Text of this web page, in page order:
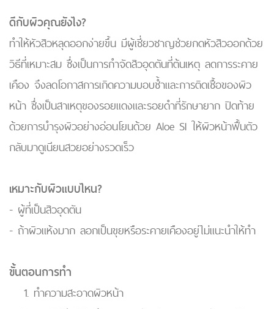
ดีกับผิวคุณยังไง?
ทำให้หัวสิวหลุดออกง่ายขึ้น มีผู้เชี่ยวชาญช่วยกดหัวสิวออกด้วย
วิธีที่เหมาะสม ซึ่งเป็นการกำจัดสิวอุดตันที่ต้นเหตุ ลดการระคาย
เคือง จึงลดโอกาสการเกิดความบอบช้ำและการติดเชื้อของผิว
หน้า ซึ่งเป็นสาเหตุของรอยแดงและรอยดำที่รักษายาก ปิดท้าย
ด้วยการบำรุงผิวอย่างอ่อนโยนด้วย Aloe SI ให้ผิวหน้าฟื้นตัว
กลับมาดูเนียนสวยอย่างรวดเร็ว
เหมาะกับผิวแบบไหน?
- ผู้ที่เป็นสิวอุดตัน
- ถ้าผิวแห้งมาก ลอกเป็นขุยหรือระคายเคืองอยู่ไม่แนะนำให้ทำ
ขั้นตอนการทำ
ทำความสะอาดผิวหน้า